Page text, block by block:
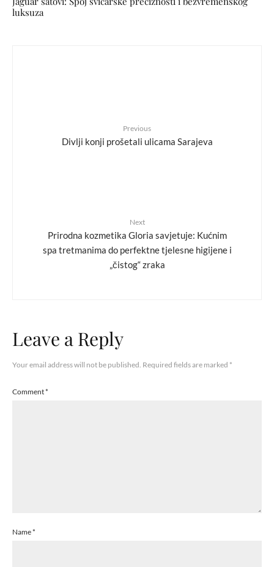
luksuza
Previous
Divlji konji prošetali ulicama Sarajeva
Next
Prirodna kozmetika Gloria savjetuje: Kućnim
spa tretmanima do perfektne tjelesne higijene i
„čistog“ zraka
Leave a Reply
Your email address will not be published. Required fields are marked *
Comment*
Name*